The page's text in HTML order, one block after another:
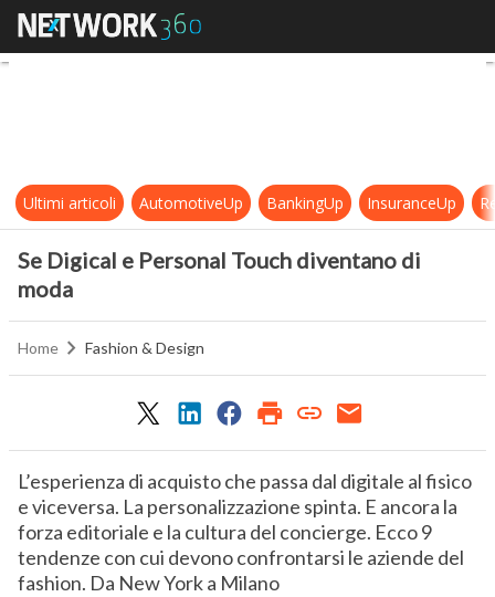
Se Digical e Personal Touch
Ultimi articoli AutomotiveUp BankingUp InsuranceUp
Se Digical e Personal Touch diventano di
moda
Home Fashion & Design
L’esperienza di acquisto che passa dal digitale al fisico
e viceversa. La personalizzazione spinta. E ancora la
forza editoriale e la cultura del concierge. Ecco 9
tendenze con cui devono confrontarsi le aziende del
fashion. Da New York a Milano